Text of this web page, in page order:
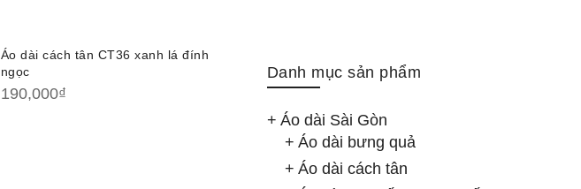
Áo dài cách tân CT36 xanh lá đính
ngọc
190,000₫
Danh mục sản phẩm
Áo dài Sài Gòn
Áo dài bưng quả
Áo dài cách tân